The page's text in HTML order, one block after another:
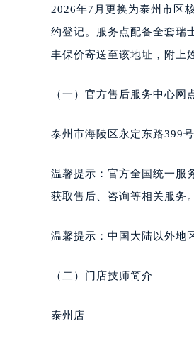
石家庄市长
西安市碑林
甘肃省兰
重庆市解
黑龙江省黑
黑龙江省
黑龙江省佳
黑龙江省
黑龙江省七
黑龙江省
黑龙江省
2026年7月更换为泰州市区
约登记。服务点配备全套瑞
丰保价寄送至该地址，附上
（一）官方售后服务中心网
泰州市海陵区永定东路399
温馨提示：官方全国统一服
获取售后、咨询等相关服务。
温馨提示：中国大陆以外地
（二）门店技师简介
泰州店